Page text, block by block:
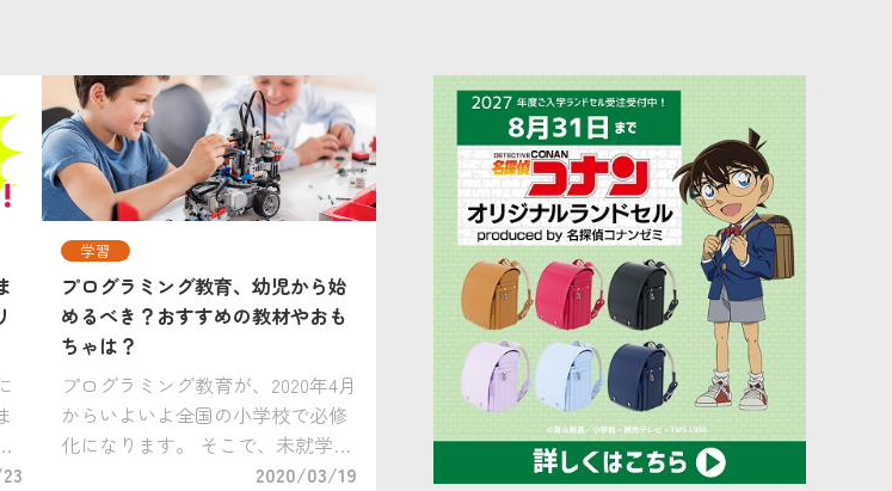
学習
プログラミング教育、幼児から始
めるべき？おすすめの教材やおも
ちゃは？
プログラミング教育が、2020年4月
からいよいよ全国の小学校で必修
化になります。 そこで、未就学児
の保護者を対象にプログラミング
2020/03/19